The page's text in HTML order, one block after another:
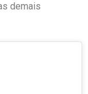
demais